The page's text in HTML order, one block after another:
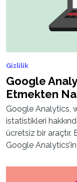
Gizlilik
Google
Etmekten
Google Analytics,
istatistikleri
ücretsiz bir araçtır.
Google